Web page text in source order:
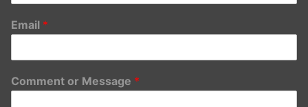
Email *
Comment or Message *